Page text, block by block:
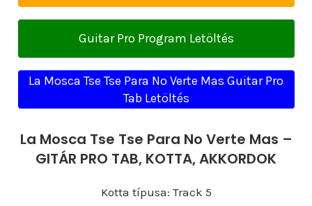
Guitar Pro Program Letöltés
La Mosca Tse Tse Para No Verte Mas Guitar Pro
Tab Letöltés
La Mosca Tse Tse Para No Verte Mas –
GITÁR PRO TAB, KOTTA, AKKORDOK
Kotta típusa: Track 5